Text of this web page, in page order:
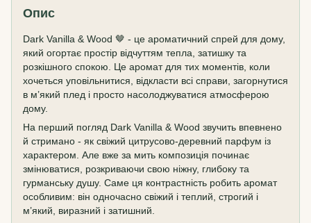
Опис
Dark Vanilla & Wood 🤎 - це ароматичний спрей для дому,
який огортає простір відчуттям тепла, затишку та
розкішного спокою. Це аромат для тих моментів, коли
хочеться уповільнитися, відкласти всі справи, загорнутися
в м’який плед і просто насолоджуватися атмосферою
дому.
На перший погляд Dark Vanilla & Wood звучить впевнено
й стримано - як свіжий цитрусово-деревний парфум із
характером. Але вже за мить композиція починає
змінюватися, розкриваючи свою ніжну, глибоку та
гурманську душу. Саме ця контрастність робить аромат
особливим: він одночасно свіжий і теплий, строгий і
м’який, виразний і затишний.